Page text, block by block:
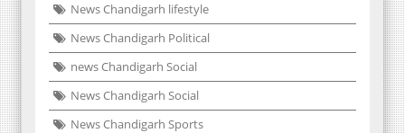
News Chandigarh lifestyle
News Chandigarh Political
news Chandigarh Social
News Chandigarh Social
News Chandigarh Sports